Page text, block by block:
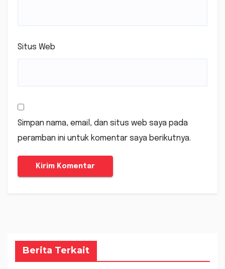
Situs Web
Simpan nama, email, dan situs web saya pada
peramban ini untuk komentar saya berikutnya.
Berita Terkait